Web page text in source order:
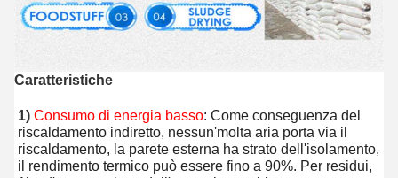
Caratteristiche
1) Consumo di energia basso: Come conseguenza del
riscaldamento indiretto, nessun'molta aria porta via il
riscaldamento, la parete esterna ha strato dell'isolamento,
il rendimento termico può essere fino a 90%. Per residui,